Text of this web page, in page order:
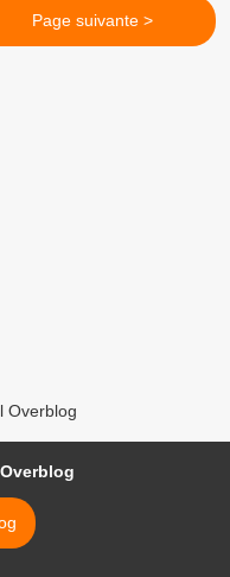
Page suivante >
Overblog